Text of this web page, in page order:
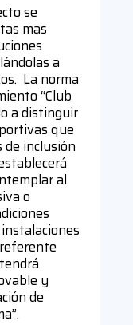
se
mas
a
La norma
“Club
a distinguir
que
de inclusión
al
o
y
de